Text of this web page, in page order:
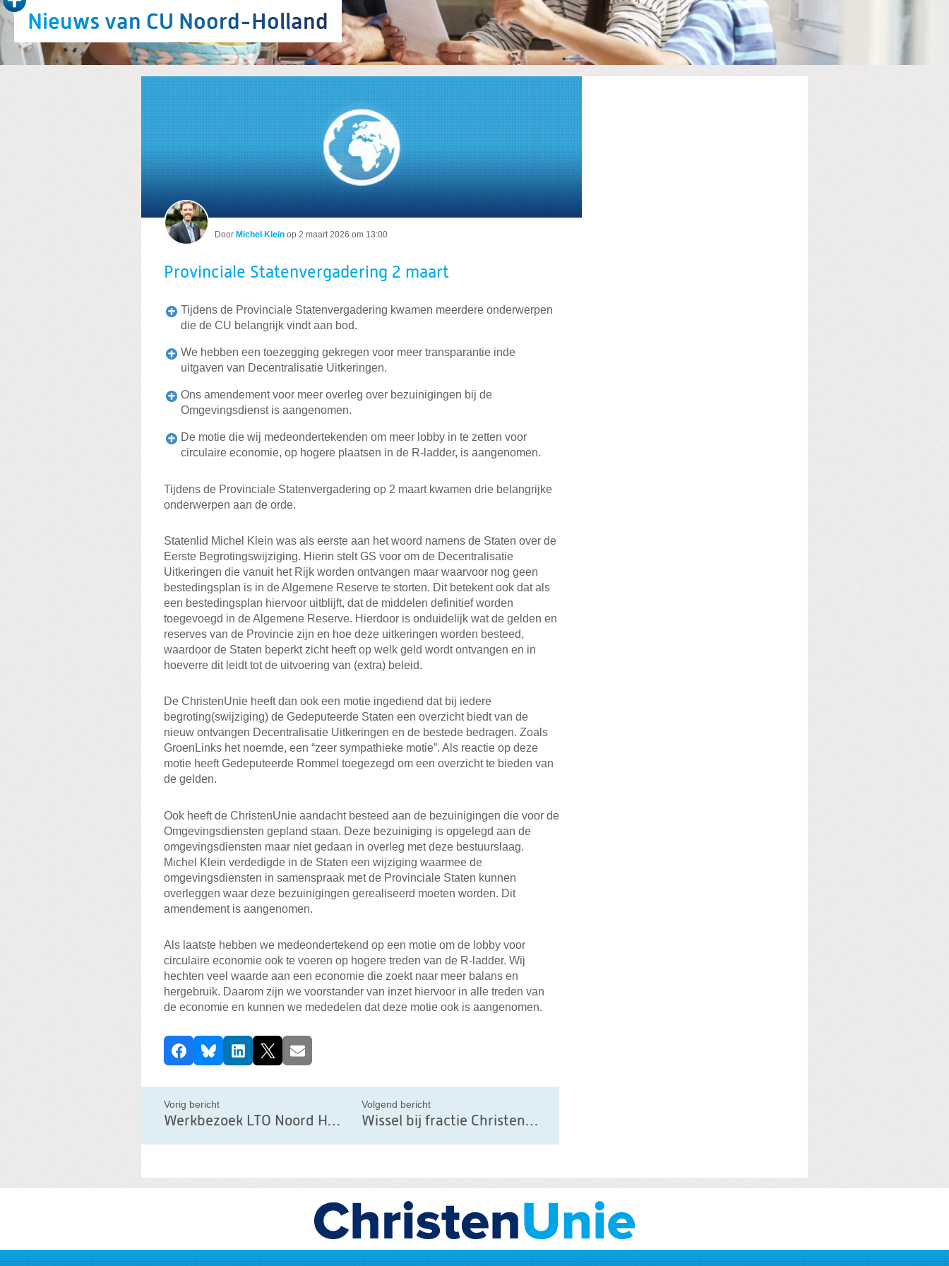
Nieuws van CU Noord-Holland
Provinciale Statenvergadering 2 maart
Door Michel Klein op 2 maart 2026 om 13:00
Provinciale Statenvergadering 2 maart
Tijdens de Provinciale Statenvergadering kwamen meerdere onderwerpen
die de CU belangrijk vindt aan bod.
We hebben een toezegging gekregen voor meer transparantie inde
uitgaven van Decentralisatie Uitkeringen.
Ons amendement voor meer overleg over bezuinigingen bij de
Omgevingsdienst is aangenomen.
De motie die wij medeondertekenden om meer lobby in te zetten voor
circulaire economie, op hogere plaatsen in de R-ladder, is aangenomen.
Tijdens de Provinciale Statenvergadering op 2 maart kwamen drie belangrijke
onderwerpen aan de orde.
Statenlid Michel Klein was als eerste aan het woord namens de Staten over de
Eerste Begrotingswijziging. Hierin stelt GS voor om de Decentralisatie
Uitkeringen die vanuit het Rijk worden ontvangen maar waarvoor nog geen
bestedingsplan is in de Algemene Reserve te storten. Dit betekent ook dat als
een bestedingsplan hiervoor uitblijft, dat de middelen definitief worden
toegevoegd in de Algemene Reserve. Hierdoor is onduidelijk wat de gelden en
reserves van de Provincie zijn en hoe deze uitkeringen worden besteed,
waardoor de Staten beperkt zicht heeft op welk geld wordt ontvangen en in
hoeverre dit leidt tot de uitvoering van (extra) beleid.
De ChristenUnie heeft dan ook een motie ingediend dat bij iedere
begroting(swijziging) de Gedeputeerde Staten een overzicht biedt van de
nieuw ontvangen Decentralisatie Uitkeringen en de bestede bedragen. Zoals
GroenLinks het noemde, een “zeer sympathieke motie”. Als reactie op deze
motie heeft Gedeputeerde Rommel toegezegd om een overzicht te bieden van
de gelden.
Ook heeft de ChristenUnie aandacht besteed aan de bezuinigingen die voor de
Omgevingsdiensten gepland staan. Deze bezuiniging is opgelegd aan de
omgevingsdiensten maar niet gedaan in overleg met deze bestuurslaag.
Michel Klein verdedigde in de Staten een wijziging waarmee de
omgevingsdiensten in samenspraak met de Provinciale Staten kunnen
overleggen waar deze bezuinigingen gerealiseerd moeten worden. Dit
amendement is aangenomen.
Als laatste hebben we medeondertekend op een motie om de lobby voor
circulaire economie ook te voeren op hogere treden van de R-ladder. Wij
hechten veel waarde aan een economie die zoekt naar meer balans en
hergebruik. Daarom zijn we voorstander van inzet hiervoor in alle treden van
de economie en kunnen we mededelen dat deze motie ook is aangenomen.
D
e
e
l
d
b
c
FacebookBlueskyLinkedIn
X E-mail
Vorig bericht
Werkbezoek LTO Noord Holland:
Volgend bericht
Wissel bij fractie ChristenUnie Noord-Holland